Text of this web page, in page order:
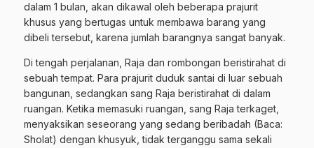
dalam 1 bulan, akan dikawal oleh beberapa prajurit
khusus yang bertugas untuk membawa barang yang
dibeli tersebut, karena jumlah barangnya sangat banyak.
Di tengah perjalanan, Raja dan rombongan beristirahat di
sebuah tempat. Para prajurit duduk santai di luar sebuah
bangunan, sedangkan sang Raja beristirahat di dalam
ruangan. Ketika memasuki ruangan, sang Raja terkaget,
menyaksikan seseorang yang sedang beribadah (Baca:
Sholat) dengan khusyuk, tidak terganggu sama sekali